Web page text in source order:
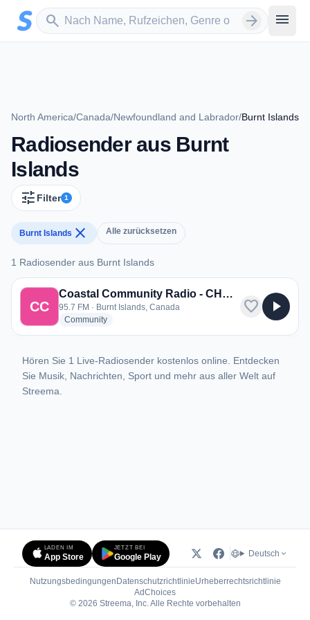
Zum Hauptinhalt springen
search
Sender suchen arrow_forward menu
North America/Canada/Newfoundland and Labrador/Burnt Islands
Radiosender aus Burnt
Islands
tune Filter 1
Burnt Islands close Alle zurücksetzen
1 Radiosender aus Burnt Islands
1 Radiosender aus Burnt Islands
CC
Coastal Community Radio - CHBI-FM
95.7 FM · Burnt Islands, Canada
Communityradio stations
favorite play_arrow
Hören Sie 1 Live-Radiosender kostenlos online. Entdecken
Sie Musik, Nachrichten, Sport und mehr aus aller Welt auf
Streema.
LADEN IM
App Store
JETZT BEI
Google Play Deutsch
Nutzungsbedingungen DatenschutzrichtlinieUrheberrechtsrichtlinie
AdChoices(öffnet in neuem Tab)
© 2026 Streema, Inc. Alle Rechte vorbehalten